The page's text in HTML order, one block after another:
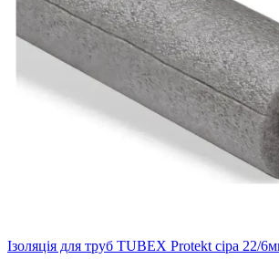
Ізоляція для труб TUBEX Protekt сіра 22/